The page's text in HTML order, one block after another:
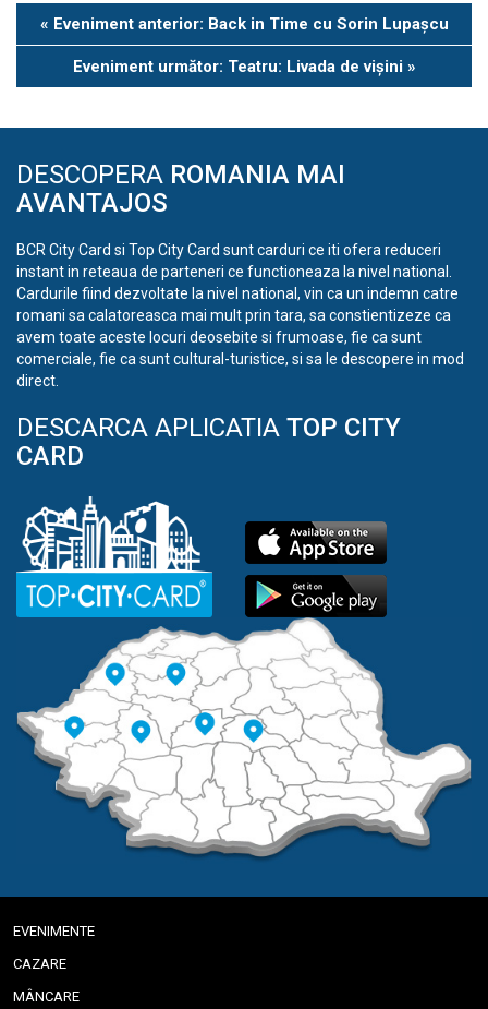
Eveniment
Navigation
« Eveniment anterior: Back in Time cu Sorin Lupașcu
Eveniment următor: Teatru: Livada de vișini »
DESCOPERA ROMANIA MAI
AVANTAJOS
BCR City Card si Top City Card sunt carduri ce iti ofera reduceri
instant in reteaua de parteneri ce functioneaza la nivel national.
Cardurile fiind dezvoltate la nivel national, vin ca un indemn catre
romani sa calatoreasca mai mult prin tara, sa constientizeze ca
avem toate aceste locuri deosebite si frumoase, fie ca sunt
comerciale, fie ca sunt cultural-turistice, si sa le descopere in mod
direct.
DESCARCA APLICATIA TOP CITY
CARD
EVENIMENTE
CAZARE
MÂNCARE